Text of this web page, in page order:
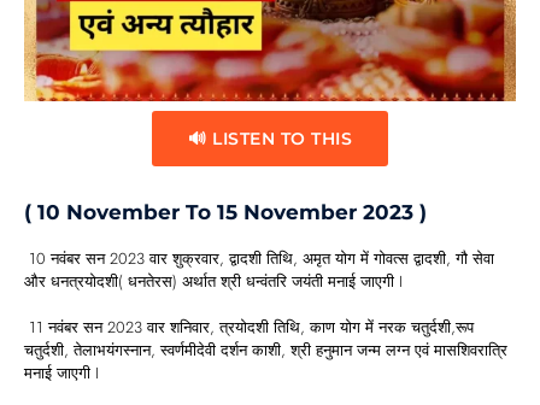
🔊 LISTEN TO THIS
( 10 November To 15 November 2023 )
10 नवंबर सन 2023 वार शुक्रवार, द्वादशी तिथि, अमृत योग में गोवत्स द्वादशी, गौ सेवा
और धनत्रयोदशी( धनतेरस) अर्थात श्री धन्वंतरि जयंती मनाई जाएगी I
11 नवंबर सन 2023 वार शनिवार, त्रयोदशी तिथि, काण योग में नरक चतुर्दशी,रूप
चतुर्दशी, तेलाभयंगस्नान, स्वर्णमीदेवी दर्शन काशी, श्री हनुमान जन्म लग्न एवं मासशिवरात्रि
मनाई जाएगी I